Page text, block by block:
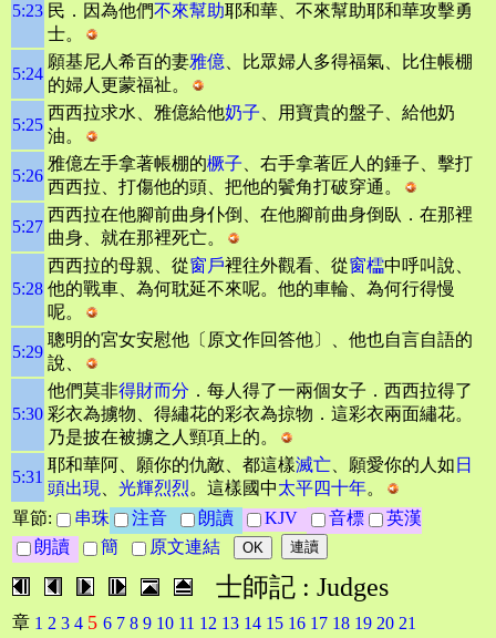
5:23 民．因為他們不來幫助耶和華、不來幫助耶和華攻擊勇
士。
5:24
願基尼人希百的妻雅億 、比眾婦人多得福氣、比住帳棚
的婦人更蒙福祉。
5:25
西西拉求水、雅億給他奶子 、用寶貴的盤子、給他奶
油。
5:26
雅億左手拿著帳棚的橛子 、右手拿著匠人的錘子、擊打
西西拉、打傷他的頭、把他的鬢角打破穿通。
5:27
西西拉在他腳前曲身仆倒、在他腳前曲身倒臥．在那裡
曲身、就在那裡死亡。
5:28
西西拉的母親、從窗戶裡往外觀看、從窗櫺中呼叫說、
他的戰車、為何耽延不來呢。他的車輪、為何行得慢
呢。
5:29
聰明的宮女安慰他〔原文作回答他〕、他也自言自語的
說、
5:30
他們莫非得財而分 ．每人得了一兩個女子．西西拉得了
彩衣為擄物、得繡花的彩衣為掠物．這彩衣兩面繡花。
乃是披在被擄之人頸項上的。
5:31
耶和華阿、願你的仇敵、都這樣滅亡 、願愛你的人如 日
頭出現
光輝烈烈。這樣國中太平四十年。
單節:
串珠 注音 朗讀 KJV 音標
英漢
朗讀
簡 原文連結
士師記 : Judges
章 1 2 3 4 5 6 7 8 9 10 11 12 13 14 15 16 17 18 19 20 21